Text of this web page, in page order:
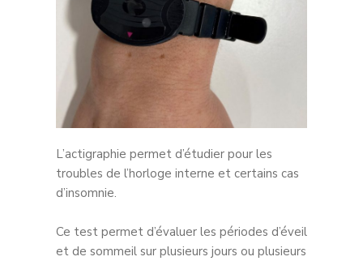
L’actigraphie permet d’étudier pour les
troubles de l’horloge interne et certains cas
d’insomnie.
Ce test permet d’évaluer les périodes d’éveil
et de sommeil sur plusieurs jours ou plusieurs